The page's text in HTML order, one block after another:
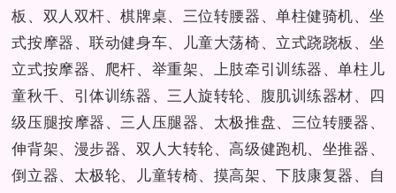
板、双人双杆、棋牌桌、三位转腰器、单柱健骑机、坐
式按摩器、联动健身车、儿童大荡椅、立式跷跷板、坐
立式按摩器、爬杆、举重架、上肢牵引训练器、单柱儿
童秋千、引体训练器、三人旋转轮、腹肌训练器材、四
级压腿按摩器、三人压腿器、太极推盘、三位转腰器、
伸背架、漫步器、双人大转轮、高级健跑机、坐推器、
倒立器、太极轮、儿童转椅、摸高架、下肢康复器、自